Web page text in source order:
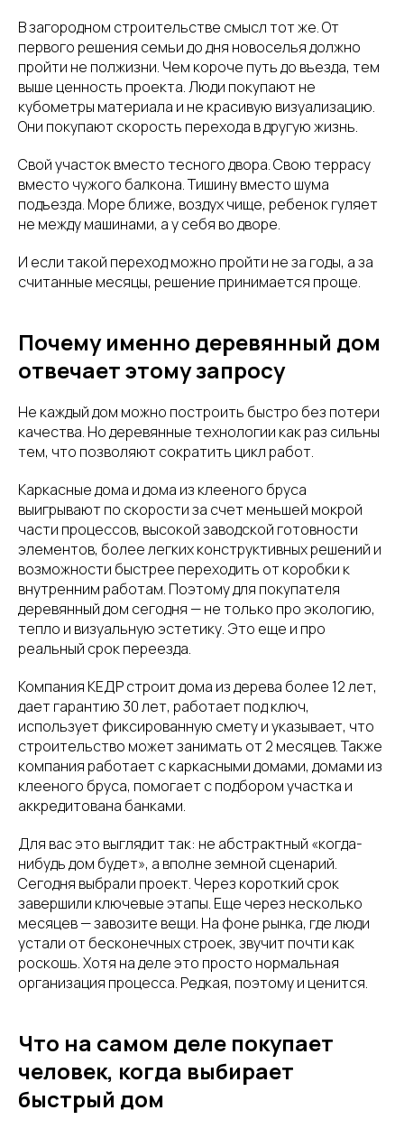
В загородном строительстве смысл тот же. От
первого решения семьи до дня новоселья должно
пройти не полжизни. Чем короче путь до въезда, тем
выше ценность проекта. Люди покупают не
кубометры материала и не красивую визуализацию.
Они покупают скорость перехода в другую жизнь.
Свой участок вместо тесного двора. Свою террасу
вместо чужого балкона. Тишину вместо шума
подъезда. Море ближе, воздух чище, ребенок гуляет
не между машинами, а у себя во дворе.
И если такой переход можно пройти не за годы, а за
считанные месяцы, решение принимается проще.
Почему именно деревянный дом
отвечает этому запросу
Не каждый дом можно построить быстро без потери
качества. Но деревянные технологии как раз сильны
тем, что позволяют сократить цикл работ.
Каркасные дома и дома из клееного бруса
выигрывают по скорости за счет меньшей мокрой
части процессов, высокой заводской готовности
элементов, более легких конструктивных решений и
возможности быстрее переходить от коробки к
внутренним работам. Поэтому для покупателя
деревянный дом сегодня — не только про экологию,
тепло и визуальную эстетику. Это еще и про
реальный срок переезда.
Компания КЕДР строит дома из дерева более 12 лет,
дает гарантию 30 лет, работает под ключ,
использует фиксированную смету и указывает, что
строительство может занимать от 2 месяцев. Также
компания работает с каркасными домами, домами из
клееного бруса, помогает с подбором участка и
аккредитована банками.
Для вас это выглядит так: не абстрактный «когда-
нибудь дом будет», а вполне земной сценарий.
Сегодня выбрали проект. Через короткий срок
завершили ключевые этапы. Еще через несколько
месяцев — завозите вещи. На фоне рынка, где люди
устали от бесконечных строек, звучит почти как
роскошь. Хотя на деле это просто нормальная
организация процесса. Редкая, поэтому и ценится.
Что на самом деле покупает
человек, когда выбирает
быстрый дом